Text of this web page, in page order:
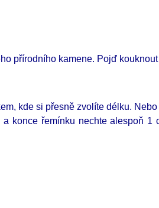
přírodního kamene. Pojď kouknout
kde si přesně zvolíte délku.
konce řemínku nechte alespoň 1